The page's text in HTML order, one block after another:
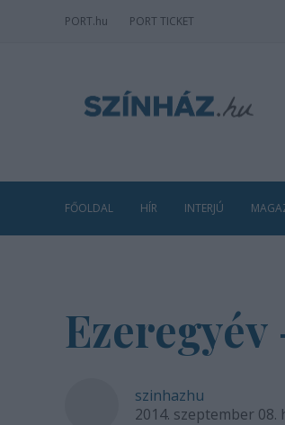
PORT.hu PORT TICKET
FŐOLDAL HÍR INTERJÚ
szinhazhu
2014. szeptember 08.